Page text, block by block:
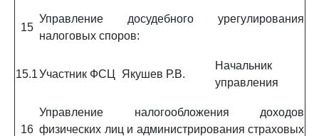
15
Управление досудебного урегулирования
налоговых споров:
15.1Участник ФСЦ Якушев Р.В.
Начальник
управления
16
Управление налогообложения доходов
физических лиц и администрирования страховых